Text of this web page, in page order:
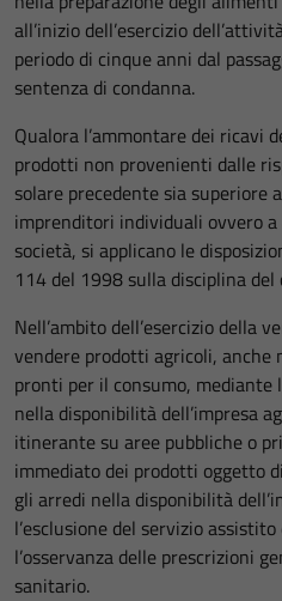
all’inizio dell’esercizio
periodo di cinque anni dal
sentenza di condanna.
Qualora l’ammontare dei ricavi
prodotti non provenienti dalle
solare precedente sia superiore
imprenditori individuali ovvero
società, si applicano le
114 del 1998 sulla disciplina del
Nell’ambito dell’esercizio della
vendere prodotti agricoli,
pronti per il consumo,
nella disponibilità dell’impresa
itinerante su aree pubbliche o
immediato dei prodotti oggetto
gli arredi nella disponibilità
l’esclusione del servizio
l’osservanza delle prescrizioni
sanitario.